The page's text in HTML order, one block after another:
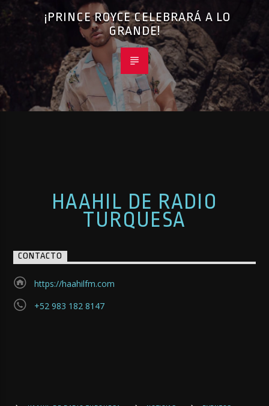
¡PRINCE ROYCE CELEBRARÁ A LO
GRANDE!
HAAHIL DE RADIO
TURQUESA
CONTACTO
https://haahilfm.com
+52 983 182 8147